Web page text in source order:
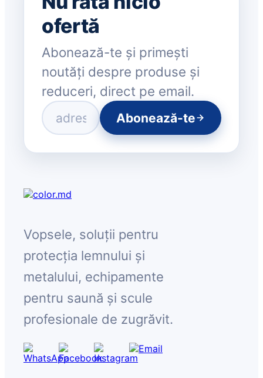
ofertă
Abonează-te și primești
noutăți despre produse și
reduceri, direct pe email.
Abonează-te
Vopsele, soluții pentru
protecția lemnului și
metalului, echipamente
pentru saună și scule
profesionale de zugrăvit.